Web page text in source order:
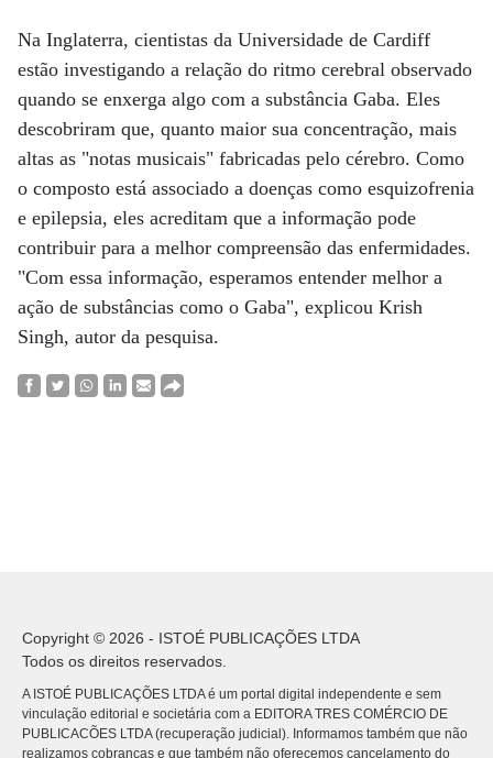
Na Inglaterra, cientistas da Universidade de Cardiff
estão investigando a relação do ritmo cerebral observado
quando se enxerga algo com a substância Gaba. Eles
descobriram que, quanto maior sua concentração, mais
altas as "notas musicais" fabricadas pelo cérebro. Como
o composto está associado a doenças como esquizofrenia
e epilepsia, eles acreditam que a informação pode
contribuir para a melhor compreensão das enfermidades.
"Com essa informação, esperamos entender melhor a
ação de substâncias como o Gaba", explicou Krish
Singh, autor da pesquisa.
Copyright © 2026 - ISTOÉ PUBLICAÇÕES LTDA
Todos os direitos reservados.
A ISTOÉ PUBLICAÇÕES LTDA é um portal digital independente e sem
vinculação editorial e societária com a EDITORA TRES COMÉRCIO DE
PUBLICACÕES LTDA (recuperação judicial). Informamos também que não
realizamos cobranças e que também não oferecemos cancelamento do